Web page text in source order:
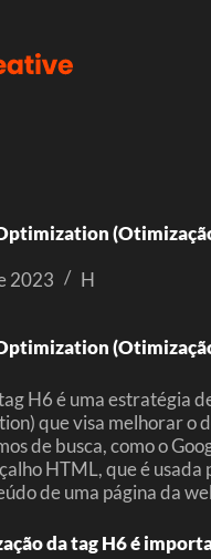
2023
H
H6 é uma estratégia
que visa melhorar o
de busca, como o
HTML, que é
de uma página da
da tag H6 é